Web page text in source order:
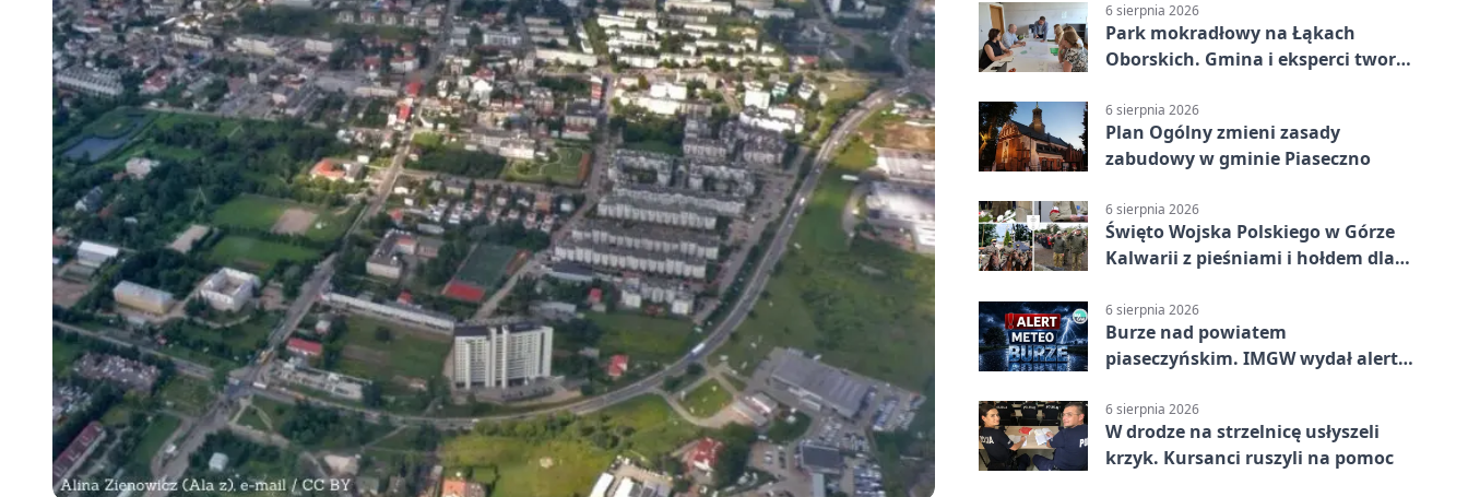
6 sierpnia 2026
Park mokradłowy na Łąkach
Oborskich. Gmina i eksperci tworzą
6 sierpnia 2026
Plan Ogólny zmieni zasady
zabudowy w gminie Piaseczno
6 sierpnia 2026
Święto Wojska Polskiego w Górze
Kalwarii z pieśniami i hołdem dla
6 sierpnia 2026
Burze nad powiatem
piaseczyńskim. IMGW wydał alert
6 sierpnia 2026
W drodze na strzelnicę usłyszeli
krzyk. Kursanci ruszyli na pomoc